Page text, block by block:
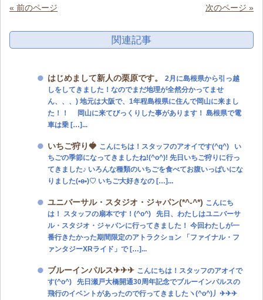
« 前のページ 次のページ »
関連記事
はじめまして新人の栗原です。 2月に島根県から引っ越
しをしてきました！なのでまだ地理が全然分かってませ
ん、、、) 地元は大阪で、1年程島根県に住んで岡山に来まし
た！！ 岡山に来てびっくりした事があります！ 島根県で電
車は乗 […]...
いちご狩り🍓 こんにちは！スタッフのアオイです(^q^) い
ちごの季節になってきましたね!(^o^)! 先日いちご狩りに行っ
てきました♪ いろんな種類のいちごを食べてお腹いっぱいにな
りました(•ө•)♡ いちご大好きなの […]...
ユニバーサル・スタジオ・ジャパン(*^-^*) こんにち
は！ スタッフの扇本です！(^o^) 先日、わたしはユニバーサ
ル・スタジオ・ジャパンに行ってきました！ 今回わたしが一
番行きたかった期間限定のアトラクション 「ファイナル・フ
ァンタジーXRライド」で […]...
ブルーインパルス✈✈✈ こんにちは！スタッフのアオイで
す(^o^) 先日瀬戸大橋開通30周年記念でブルーインパルスの
飛行のイベントがあったので行ってきましたヽ(^o^)丿✈✈✈